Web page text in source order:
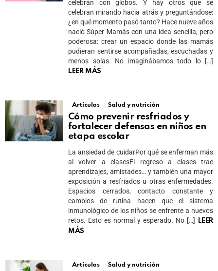
celebran con globos. Y hay otros que se
celebran mirando hacia atrás y preguntándose:
¿en qué momento pasó tanto? Hace nueve años
nació Súper Mamás con una idea sencilla, pero
poderosa: crear un espacio donde las mamás
pudieran sentirse acompañadas, escuchadas y
menos solas. No imaginábamos todo lo […]
LEER MÁS
Artículos Salud y nutrición
Cómo prevenir resfriados y
fortalecer defensas en niños en
etapa escolar
La ansiedad de cuidarPor qué se enferman más
al volver a clasesEl regreso a clases trae
aprendizajes, amistades… y también una mayor
exposición a resfriados u otras enfermedades.
Espacios cerrados, contacto constante y
cambios de rutina hacen que el sistema
inmunológico de los niños se enfrente a nuevos
retos. Esto es normal y esperado. No […]
LEER
MÁS
Artículos Salud y nutrición